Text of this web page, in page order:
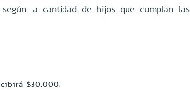
la cantidad de hijos que cumplan las
$30.000.